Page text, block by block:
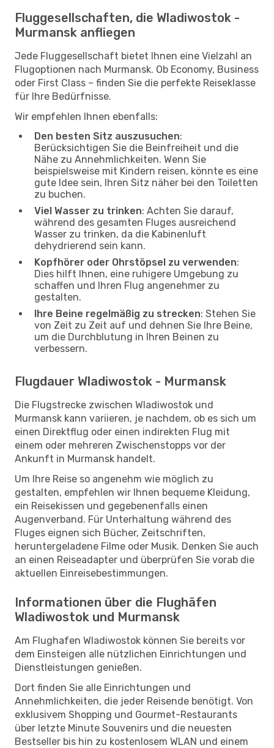
Fluggesellschaften, die Wladiwostok -
Murmansk anfliegen
Jede Fluggesellschaft bietet Ihnen eine Vielzahl an
Flugoptionen nach Murmansk. Ob Economy, Business
oder First Class – finden Sie die perfekte Reiseklasse
für Ihre Bedürfnisse.
Wir empfehlen Ihnen ebenfalls:
Den besten Sitz auszusuchen:
Berücksichtigen Sie die Beinfreiheit und die
Nähe zu Annehmlichkeiten. Wenn Sie
beispielsweise mit Kindern reisen, könnte es eine
gute Idee sein, Ihren Sitz näher bei den Toiletten
zu buchen.
Viel Wasser zu trinken: Achten Sie darauf,
während des gesamten Fluges ausreichend
Wasser zu trinken, da die Kabinenluft
dehydrierend sein kann.
Kopfhörer oder Ohrstöpsel zu verwenden:
Dies hilft Ihnen, eine ruhigere Umgebung zu
schaffen und Ihren Flug angenehmer zu
gestalten.
Ihre Beine regelmäßig zu strecken: Stehen Sie
von Zeit zu Zeit auf und dehnen Sie Ihre Beine,
um die Durchblutung in Ihren Beinen zu
verbessern.
Flugdauer Wladiwostok - Murmansk
Die Flugstrecke zwischen Wladiwostok und
Murmansk kann variieren, je nachdem, ob es sich um
einen Direktflug oder einen indirekten Flug mit
einem oder mehreren Zwischenstopps vor der
Ankunft in Murmansk handelt.
Um Ihre Reise so angenehm wie möglich zu
gestalten, empfehlen wir Ihnen bequeme Kleidung,
ein Reisekissen und gegebenenfalls einen
Augenverband. Für Unterhaltung während des
Fluges eignen sich Bücher, Zeitschriften,
heruntergeladene Filme oder Musik. Denken Sie auch
an einen Reiseadapter und überprüfen Sie vorab die
aktuellen Einreisebestimmungen.
Informationen über die Flughäfen
Wladiwostok und Murmansk
Am Flughafen Wladiwostok können Sie bereits vor
dem Einsteigen alle nützlichen Einrichtungen und
Dienstleistungen genießen.
Dort finden Sie alle Einrichtungen und
Annehmlichkeiten, die jeder Reisende benötigt. Von
exklusivem Shopping und Gourmet-Restaurants
über letzte Minute Souvenirs und die neuesten
Bestseller bis hin zu kostenlosem WLAN und einem